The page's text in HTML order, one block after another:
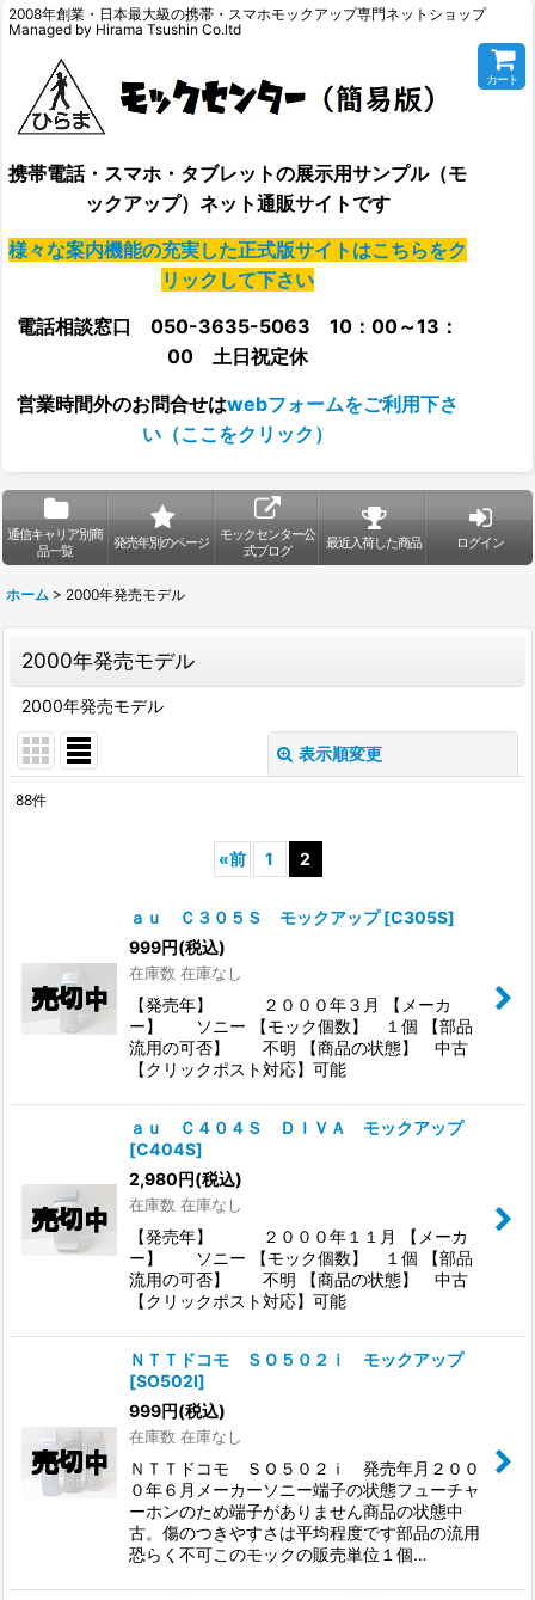
2008年創業・日本最大級の携帯・スマホモックアップ専門ネットショップ
Managed by Hirama Tsushin Co.ltd
携帯電話・スマホ・タブレットの展示用サンプル（モ
ックアップ）ネット通販サイトです
様々な案内機能の充実した正式版サイトはこちらをク
リックして下さい
電話相談窓口 050-3635-5063 10：00～13：
00 土日祝定休
営業時間外のお問合せはwebフォームをご利用下さ
い（ここをクリック）
カート
通信キャリア別商
品一覧
発売年別のページ
モックセンター公
式ブログ
最近入荷した商品 ログイン
ホーム > 2000年発売モデル
2000年発売モデル
2000年発売モデル
表示順変更
88件
«前 1 2
ａｕ Ｃ３０５Ｓ モックアップ [C305S]
999円(税込)
在庫数 在庫なし
【発売年】 ２０００年３月 【メーカ
ー】 ソニー 【モック個数】 １個 【部品
流用の可否】 不明 【商品の状態】 中古
【クリックポスト対応】可能
ａｕ Ｃ４０４Ｓ ＤＩＶＡ モックアップ
[C404S]
2,980円(税込)
在庫数 在庫なし
【発売年】 ２０００年１１月 【メーカ
ー】 ソニー 【モック個数】 １個 【部品
流用の可否】 不明 【商品の状態】 中古
【クリックポスト対応】可能
ＮＴＴドコモ ＳＯ５０２ｉ モックアップ
[SO502I]
999円(税込)
在庫数 在庫なし
ＮＴＴドコモ ＳＯ５０２ｉ 発売年月２００
０年６月メーカーソニー端子の状態フューチャ
ーホンのため端子がありません商品の状態中
古。傷のつきやすさは平均程度です部品の流用
恐らく不可このモックの販売単位１個…